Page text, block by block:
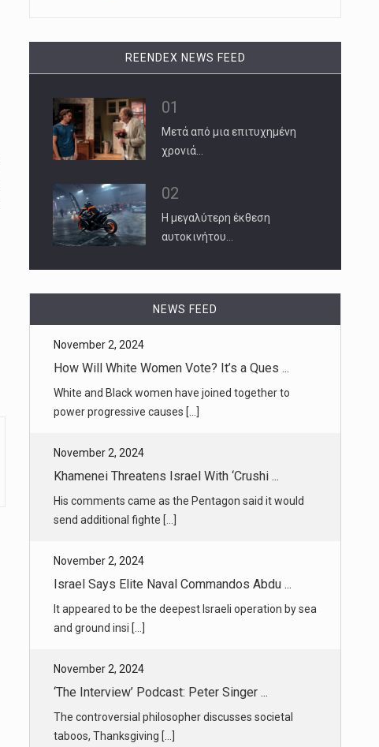
REENDEX NEWS FEED
01
Μετά από μια επιτυχημένη
χρονιά…
02
Η μεγαλύτερη έκθεση
αυτοκινήτου…
NEWS FEED
White and Black women have joined together to
power progressive causes [...]
November 2, 2024
Khamenei Threatens Israel With ‘Crushi ...
His comments came as the Pentagon said it would
November 2, 2024
Israel Says Elite Naval Commandos Abdu ...
It appeared to be the deepest Israeli operation by sea
November 2, 2024
‘The Interview’ Podcast: Peter Singer ...
The controversial philosopher discusses societal
November 2, 2024
Running the New York City Marathon at ...
After a lifetime of running, a writer reflects on why